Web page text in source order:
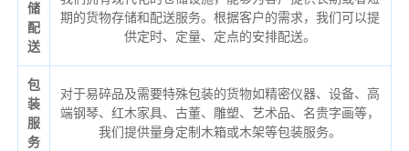
储
配
送
期的货物存储和配送服务。根据客户的需求，我们可以提
供定时、定量、定点的安排配送。
包
装
服
务
对于易碎品及需要特殊包装的货物如精密仪器、设备、高
端钢琴、红木家具、古董、雕塑、艺术品、名贵字画等，
我们提供量身定制木箱或木架等包装服务。